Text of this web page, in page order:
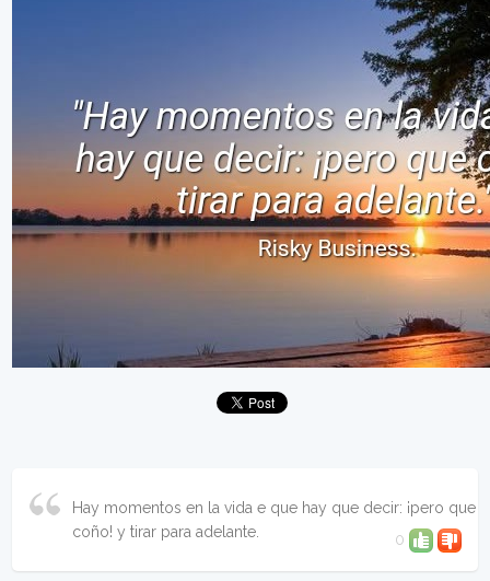
Hay momentos en la vida e que hay que decir: ¡pero que
coño! y tirar para adelante.
0